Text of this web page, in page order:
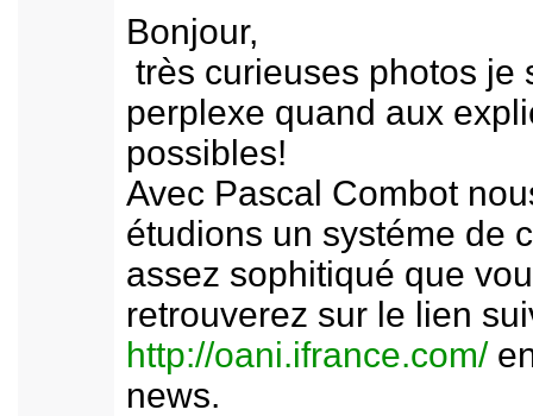
Bonjour,
très curieuses photos je
perplexe quand aux
possibles!
Avec Pascal Combot
étudions un systéme de
assez sophitiqué que
retrouverez sur le lien
http://oani.ifrance.com/
news.